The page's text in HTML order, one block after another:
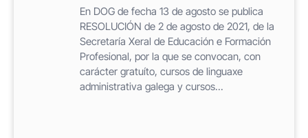
En DOG de fecha 13 de agosto se publica
RESOLUCIÓN de 2 de agosto de 2021, de la
Secretaría Xeral de Educación e Formación
Profesional, por la que se convocan, con
carácter gratuíto, cursos de linguaxe
administrativa galega y cursos...